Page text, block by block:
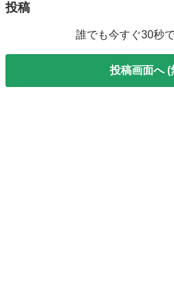
投稿
誰でも今すぐ30秒
投稿画面へ (